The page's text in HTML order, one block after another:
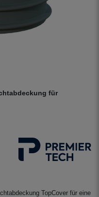
für
TopCover für eine